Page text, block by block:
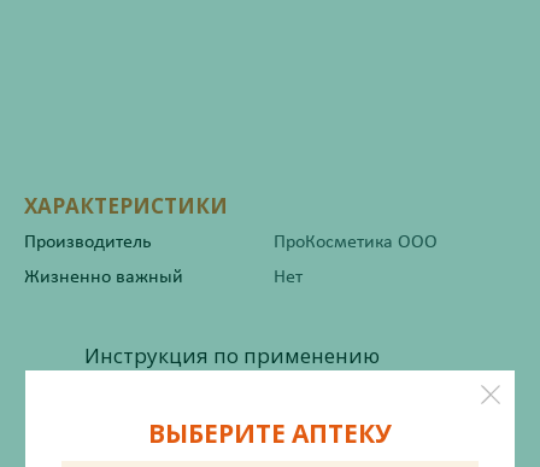
ХАРАКТЕРИСТИКИ
Производитель
ПроКосметика ООО
Жизненно важный
Нет
Инструкция по применению
Состав
ВЫБЕРИТЕ АПТЕКУ